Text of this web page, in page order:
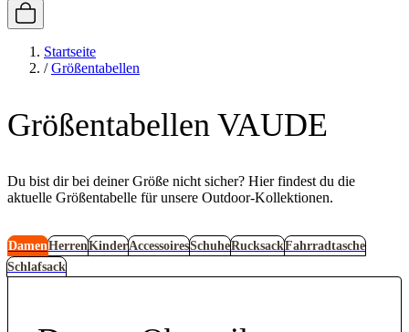
Startseite
/ Größentabellen
Größentabellen VAUDE
Du bist dir bei deiner Größe nicht sicher? Hier findest du die
aktuelle Größentabelle für unsere Outdoor-Kollektionen.
DamenHerrenKinderAccessoiresSchuheRucksackFahrradtasche
Schlafsack